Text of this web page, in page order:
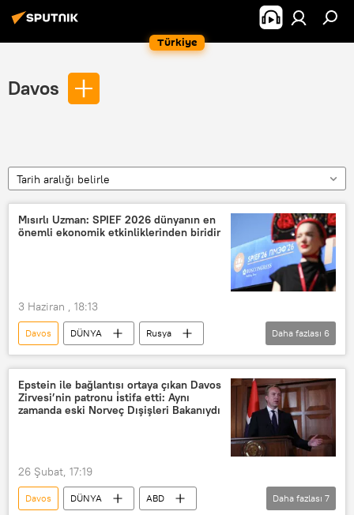
Türkiye
Davos
Tarih aralığı belirle
Mısırlı Uzman: SPIEF 2026 dünyanın en
önemli ekonomik etkinliklerinden biridir
3 Haziran , 18:13
Davos DÜNYA
Rusya
St. Petersburg
St. Petersburg Ekonomi Forumu (SPIEF)
Moskova
Suudi Arabistan
Daha fazlası 6
Epstein ile bağlantısı ortaya çıkan Davos
Zirvesi’nin patronu i̇stifa etti: Aynı
zamanda eski Norveç Dışişleri Bakanıydı
26 Şubat, 17:19
Davos DÜNYA
ABD
Daha fazlası 7